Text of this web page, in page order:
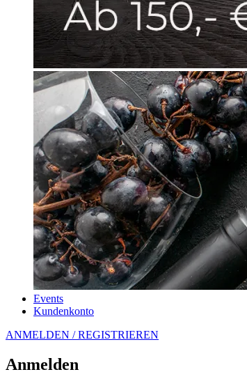
Events
Kundenkonto
ANMELDEN / REGISTRIEREN
Anmelden